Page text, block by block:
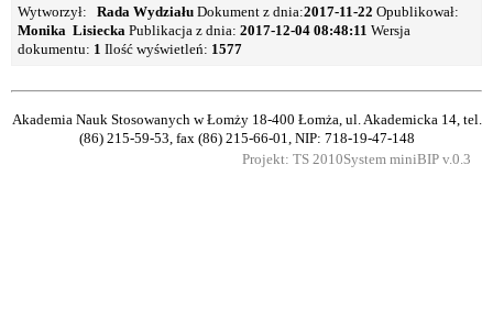
Wytworzył: Rada Wydziału Dokument z dnia:2017-11-22 Opublikował:
Monika Lisiecka Publikacja z dnia: 2017-12-04 08:48:11 Wersja
dokumentu: 1 Ilość wyświetleń: 1577
Akademia Nauk Stosowanych w Łomży18-400 Łomża, ul. Akademicka 14, tel.
(86) 215-59-53, fax (86) 215-66-01, NIP: 718-19-47-148
Projekt: TS 2010System miniBIP v.0.3